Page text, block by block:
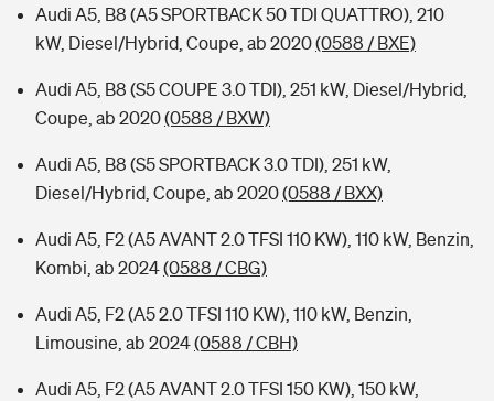
Audi A5, B8 (A5 SPORTBACK 50 TDI QUATTRO), 210
kW, Diesel/Hybrid, Coupe, ab 2020(0588 / BXE)
Audi A5, B8 (S5 COUPE 3.0 TDI), 251 kW, Diesel/Hybrid,
Coupe, ab 2020(0588 / BXW)
Audi A5, B8 (S5 SPORTBACK 3.0 TDI), 251 kW,
Diesel/Hybrid, Coupe, ab 2020(0588 / BXX)
Audi A5, F2 (A5 AVANT 2.0 TFSI 110 KW), 110 kW, Benzin,
Kombi, ab 2024(0588 / CBG)
Audi A5, F2 (A5 2.0 TFSI 110 KW), 110 kW, Benzin,
Limousine, ab 2024(0588 / CBH)
Audi A5, F2 (A5 AVANT 2.0 TFSI 150 KW), 150 kW,